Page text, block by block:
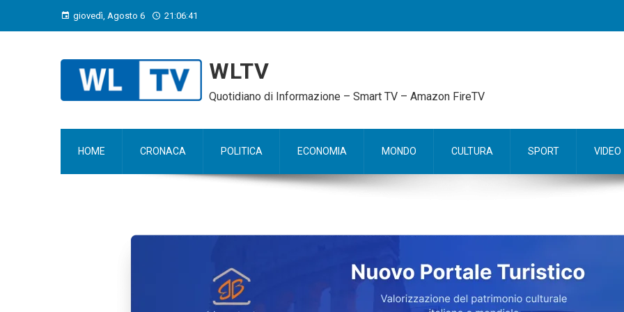
giovedì, Agosto 6 21:06:42
WLTV
Quotidiano di Informazione – Smart TV – Amazon FireTV
HOME CRONACA POLITICA ECONOMIA MONDO CULTURA SPORT VIDEO